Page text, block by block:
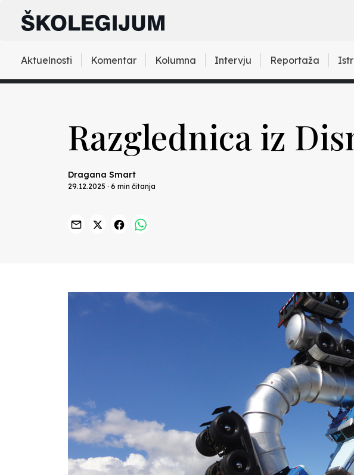
Aktuelnosti Komentar Kolumna Intervju Reportaža
Razglednica iz
Dragana Smart
29.12.2025 · 6 min čitanja